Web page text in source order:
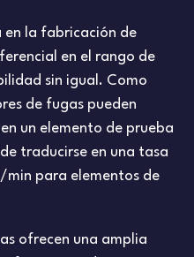
en la fabricación de
en el rango de
sin igual. Como
de fugas pueden
un elemento de prueba
traducirse en una tasa
para elementos de
ofrecen una amplia